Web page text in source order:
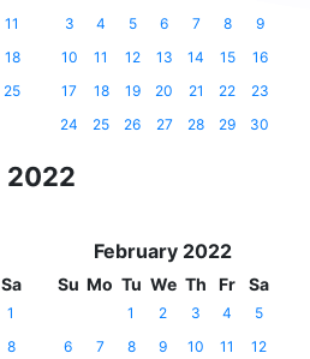
11
18
25
3
4 5 6 7 8
9
10
11 12 13 14 15
16
17
18 19 20 21 22
23
24
25 26 27 28 29 30
2022
Sa
1
8
February 2022
Su Mo Tu We Th Fr Sa
1 2 3 4
5
6
7 8 9 10 11
12